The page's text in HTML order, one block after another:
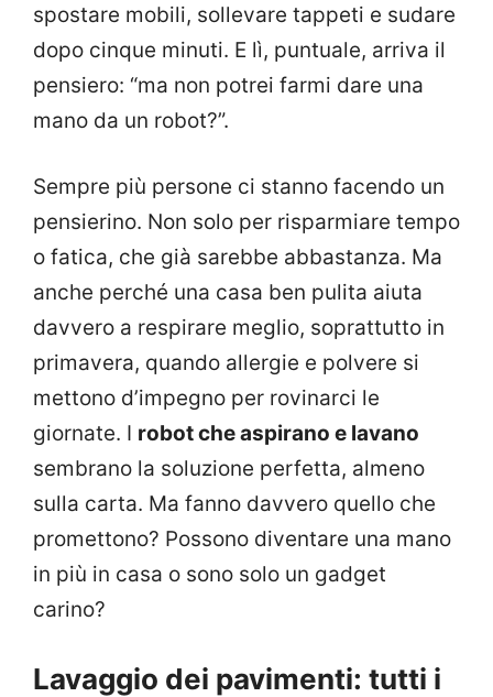
spostare mobili, sollevare tappeti e sudare
dopo cinque minuti. E lì, puntuale, arriva il
pensiero: “ma non potrei farmi dare una
mano da un robot?”.
Sempre più persone ci stanno facendo un
pensierino. Non solo per risparmiare tempo
o fatica, che già sarebbe abbastanza. Ma
anche perché una casa ben pulita aiuta
davvero a respirare meglio, soprattutto in
primavera, quando allergie e polvere si
mettono d’impegno per rovinarci le
giornate. I robot che aspirano e lavano
sembrano la soluzione perfetta, almeno
sulla carta. Ma fanno davvero quello che
promettono? Possono diventare una mano
in più in casa o sono solo un gadget
carino?
Lavaggio dei pavimenti: tutti i